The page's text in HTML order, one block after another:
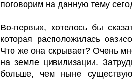
поговорим на данную тему
Во-первых, хотелось бы
которая расположилась
Что же она скрывает? Очень
на земле цивилизации.
больше, чем ныне